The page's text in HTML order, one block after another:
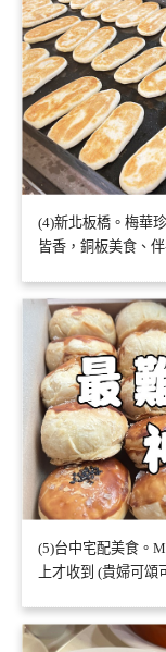
(4)新北板橋。梅華
皆香，銅板美食、
(5)台中宅配美食。
上才收到 (貴婦可頌